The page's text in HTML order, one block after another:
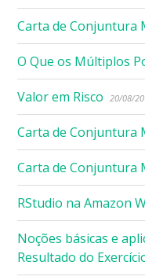
Carta de Conjuntura
O Que os Múltiplos
Valor em Risco 20/08/
Carta de Conjuntura
Carta de Conjuntura
RStudio na Amazon
Noções básicas e
Resultado do